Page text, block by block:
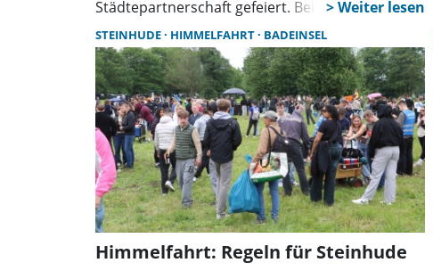
Städtepartnerschaft gefeiert. Beim Festakt in der
Stadtkirche blickten Zeitzeugen auf die Anfänge
zurück, würdigten den Austausch und betonten
die Bedeutung der Freundschaft für die Zukunft
Europas.
STEINHUDE HIMMELFAHRT BADEINSEL
Himmelfahrt: Regeln für Steinhude